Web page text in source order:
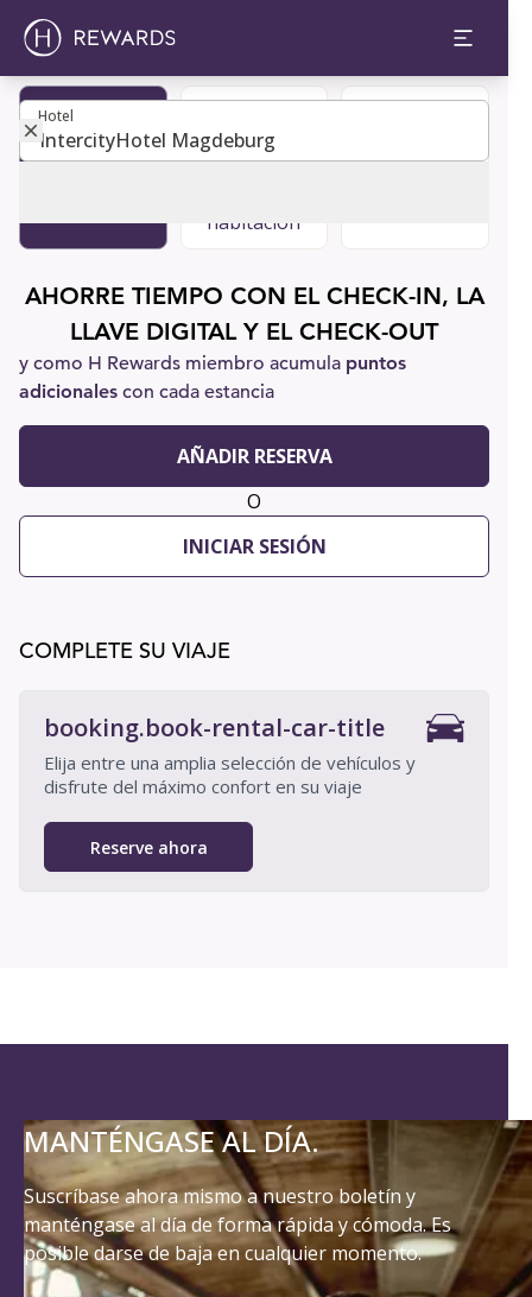
Hotel
Hotel
habitación
AHORRE TIEMPO CON EL CHECK-IN, LA
LLAVE DIGITAL Y EL CHECK-OUT
y como H Rewards miembro acumula puntos
adicionales con cada estancia
AÑADIR RESERVA
O
INICIAR SESIÓN
COMPLETE SU VIAJE
booking.book-rental-car-title
Elija entre una amplia selección de vehículos y
disfrute del máximo confort en su viaje
Reserve ahora
MANTÉNGASE AL DÍA.
Suscríbase ahora mismo a nuestro boletín y
manténgase al día de forma rápida y cómoda. Es
posible darse de baja en cualquier momento.